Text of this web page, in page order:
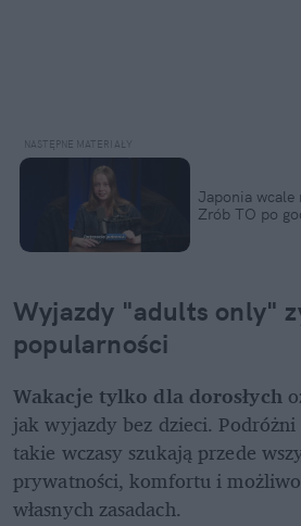
Japonia wcale
Zrób TO po
Wyjazdy "adults only"
popularności
Wakacje tylko dla dorosłych
jak wyjazdy bez dzieci.
takie wczasy szukają przede
prywatności, komfortu i
własnych zasadach.